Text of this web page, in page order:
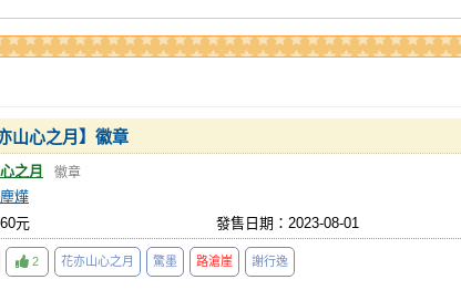
山心之月】徽章
之月 徽章
塵燁
元
發售日期：2023-08-01
2 花亦山心之月 驚墨 路滄崖 謝行逸